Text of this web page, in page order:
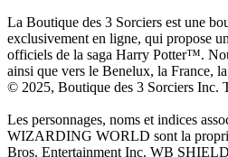
La Boutique des 3 Sorciers est une
exclusivement en ligne, qui propose
officiels de la saga Harry Potter™.
ainsi que vers le Benelux, la France,
© 2025, Boutique des 3 Sorciers Inc.
Les personnages, noms et indices
WIZARDING WORLD sont la
Bros. Entertainment Inc. WB SHIELD